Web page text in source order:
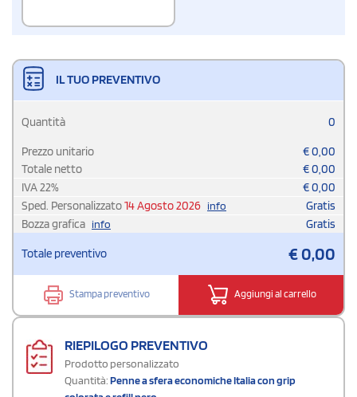
IL TUO PREVENTIVO
Quantità 0
Prezzo unitario €0,00
Totale netto
€0,00
IVA22% €0,00
Sped. Personalizzato14 Agosto 2026 info
Gratis
Bozza grafica info Gratis
Totale preventivo €0,00
Stampa preventivo Aggiungi al carrello
RIEPILOGO PREVENTIVO
Prodotto personalizzato
Quantità:Penne a sfera economiche Italia con grip